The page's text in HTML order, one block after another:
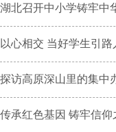
湖北召开中小学铸牢中
以心相交 当好学生引路
探访高原深山里的集中
传承红色基因 铸牢信